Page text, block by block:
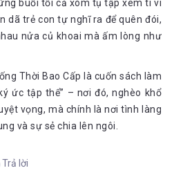
buổi tối cả xóm tụ tập xem ti vi
dã trẻ con tự nghĩ ra để quên đói,
nửa củ khoai mà ấm lòng như
Thời Bao Cấp là cuốn sách làm
ức tập thể” – nơi đó, nghèo khổ
vọng, mà chính là nơi tình làng
và sự sẻ chia lên ngôi.
Trả lời